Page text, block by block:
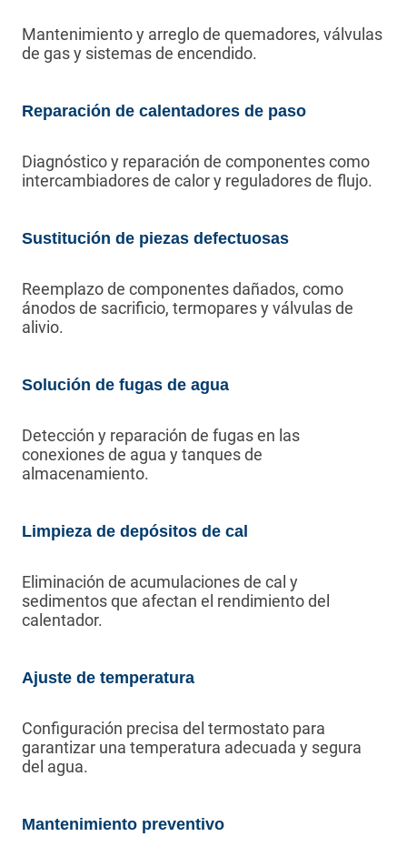
Mantenimiento y arreglo de quemadores, válvulas
de gas y sistemas de encendido.
Reparación de calentadores de paso
Diagnóstico y reparación de componentes como
intercambiadores de calor y reguladores de flujo.
Sustitución de piezas defectuosas
Reemplazo de componentes dañados, como
ánodos de sacrificio, termopares y válvulas de
alivio.
Solución de fugas de agua
Detección y reparación de fugas en las
conexiones de agua y tanques de
almacenamiento.
Limpieza de depósitos de cal
Eliminación de acumulaciones de cal y
sedimentos que afectan el rendimiento del
calentador.
Ajuste de temperatura
Configuración precisa del termostato para
garantizar una temperatura adecuada y segura
del agua.
Mantenimiento preventivo